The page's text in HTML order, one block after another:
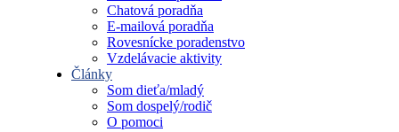
Chatová poradňa
E-mailová poradňa
Rovesnícke poradenstvo
Vzdelávacie aktivity
Články
Som dieťa/mladý
Som dospelý/rodič
O pomoci